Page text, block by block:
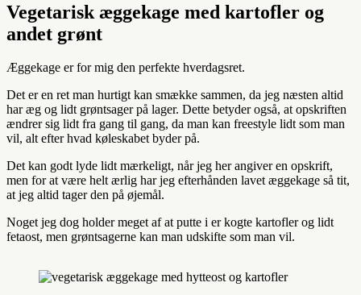
Vegetarisk æggekage med kartofler og
andet grønt
Æggekage er for mig den perfekte hverdagsret.
Det er en ret man hurtigt kan smække sammen, da jeg næsten altid
har æg og lidt grøntsager på lager. Dette betyder også, at opskriften
ændrer sig lidt fra gang til gang, da man kan freestyle lidt som man
vil, alt efter hvad køleskabet byder på.
Det kan godt lyde lidt mærkeligt, når jeg her angiver en opskrift,
men for at være helt ærlig har jeg efterhånden lavet æggekage så tit,
at jeg altid tager den på øjemål.
Noget jeg dog holder meget af at putte i er kogte kartofler og lidt
fetaost, men grøntsagerne kan man udskifte som man vil.